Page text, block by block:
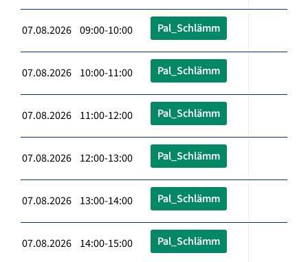
07.08.2026 09:00-10:00 Pal_Schlämm
07.08.2026 10:00-11:00 Pal_Schlämm
07.08.2026 11:00-12:00 Pal_Schlämm
07.08.2026 12:00-13:00 Pal_Schlämm
07.08.2026 13:00-14:00 Pal_Schlämm
07.08.2026 14:00-15:00 Pal_Schlämm